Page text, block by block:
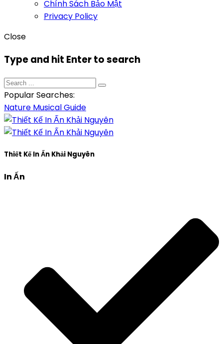
Chính Sách Bảo Mật
Privacy Policy
Close
Type and hit Enter to search
Popular Searches:
Nature MusicalGuide
Thiết Kế In Ấn Khải Nguyên
In Ấn